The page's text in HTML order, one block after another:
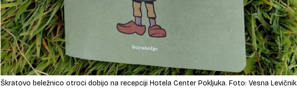
Škratovo beležnico otroci dobijo na recepciji Hotela Center Pokljuka. Foto: Vesna Levičnik